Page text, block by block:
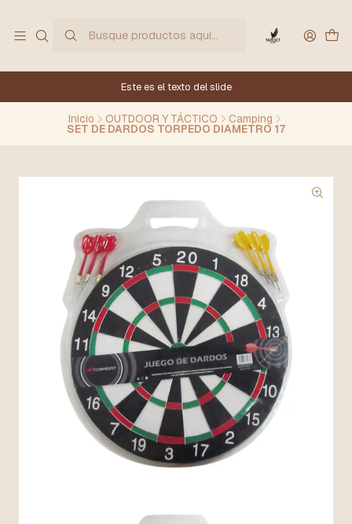
Este es el texto del slide
Inicio OUTDOOR Y TÁCTICO Camping
SET DE DARDOS TORPEDO DIAMETRO 17